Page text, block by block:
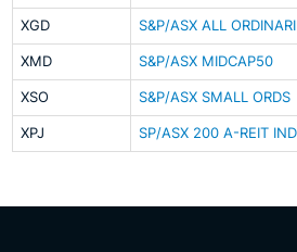
XGD S&P/ASX ALL
XMD S&P/ASX MIDCAP50
XSO S&P/ASX SMALL ORDS
XPJ SP/ASX 200 A-REIT